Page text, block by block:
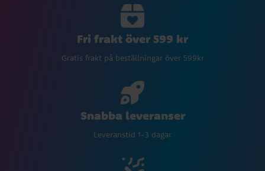
Fri frakt över 599 kr
Gratis frakt på beställningar över 599kr
Snabba leveranser
Leveranstid 1-3 dagar